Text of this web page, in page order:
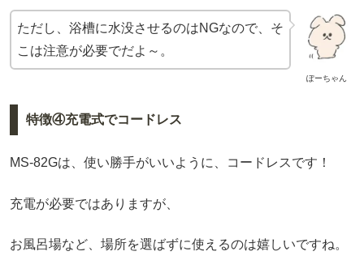
ぽーちゃん
ただし、浴槽に水没させるのはNGなので、そ
こは注意が必要でだよ～。
特徴④充電式でコードレス
MS-82Gは、使い勝手がいいように、コードレスです！
充電が必要ではありますが、
お風呂場など、場所を選ばずに使えるのは嬉しいですね。